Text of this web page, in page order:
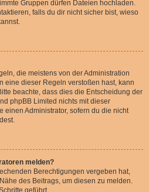
Gruppen dürfen Dateien hochladen.
falls du dir nicht sicher bist, wieso
die meistens von der Administration
eine dieser Regeln verstoßen hast, kann
beachte, dass dies die Entscheidung der
phpBB Limited nichts mit dieser
einen Administrator, sofern du die nicht
melden?
Berechtigungen vergeben hat,
des Beitrags, um diesen zu melden.
geführt.